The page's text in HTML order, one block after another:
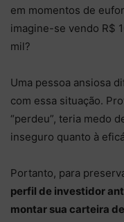
em momentos de
imagine-se vendo R$
mil?
Uma pessoa ansiosa
com essa situação.
“perdeu”, teria medo
inseguro quanto à
Portanto, para
perfil de investidor
montar sua carteira